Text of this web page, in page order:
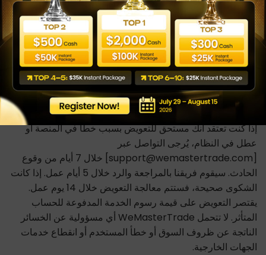
Wecopy Fintech LTD (Company Number: 14905703),
71-75 Shelton Street, Covent Garden, London, United
Kingdom, WC2H 9JQ، بصفتها Payment Agent نيابةً عن
WeMasterTrade، مع تحديد الكيان المعمول به بناءً على موقع
المستخدم وطريقة الدفع المختارة.
عملية حل الشكاوى
إذا كنت تعتقد أنك مستحق للتعويض بسبب خطأ في المنصة أو
عطل في النظام، يُرجى التواصل عبر
[support@wemastertrade.com] خلال 7 أيام من وقوع
الحادث. سيقوم فريقنا بالمراجعة والرد خلال 5 أيام عمل. إذا كانت
الشكوى صحيحة، فستتم معالجة التعويض خلال 14 يوم عمل.
يقتصر التعويض على قيمة رسوم الخدمة المدفوعة للحساب
المتأثر. لا تتحمل WeMasterTrade أي مسؤولية عن الخسائر
الناتجة عن ظروف السوق أو خطأ المستخدم أو انقطاع خدمات
الجهات الخارجية.